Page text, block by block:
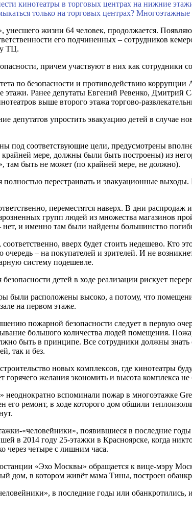
кинотеатры в торговых центрах на нижние
только на торговых центрах?
жизни 64 человек, продолжается.
его подчиненных – сотрудников
ТЦ.
причем участвуют в них как сотрудники
по безопасности и противодействию
этажи. Ранее депутаты Евгений Ревенко,
выше второго этажа торгово-
депутатов упростить эвакуацию детей в случае
соответствующие цели, предусмотрены
мере, должны были быть построены) из
там быть не может (по крайней мере, не должно).
перестраивать и эвакуационные
переместятся наверх. В дни
групп людей из множества магазинов
нет, и именно там были найдены большинство
вверх будет стоить недешево. Кто
очередь – на покупателей и зрителей. И не
систему подешевле.
детей в ходе реализации рискует
были расположены высоко, а потому, что
на первом этаже.
пожарной безопасности следует в первую
большого количества людей помещения.
быть в принципе. Все сотрудники должны
так и без.
новых комплексов, где кинотеатры
желания экономить и высота комплекса
неоднократно вспоминали пожар в многоэтажке
его ремонт, в ходе которого дом обшили
«человейники», появившиеся в последние
в 2014 году 25-этажки в Красноярске, когда
через четыре с лишним часа.
«Эхо Москвы» обращается к вице-мэру
дом, в котором живёт мама Тины, построен
в последние годы или